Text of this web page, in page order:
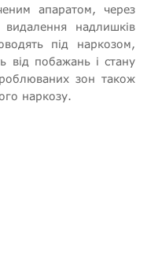
апаратом, через
надлишків
під наркозом,
від побажань і стану
зон також
наркозу.